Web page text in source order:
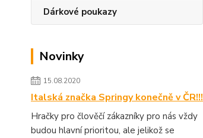
Dárkové poukazy
Novinky
15.08.2020
Italská značka Springy konečně v ČR!!!
Hračky pro člověčí zákazníky pro nás vždy
budou hlavní prioritou, ale jelikož se